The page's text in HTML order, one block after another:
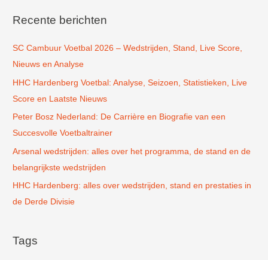
k
a
a
r
:
Recente berichten
SC Cambuur Voetbal 2026 – Wedstrijden, Stand, Live Score,
Nieuws en Analyse
HHC Hardenberg Voetbal: Analyse, Seizoen, Statistieken, Live
Score en Laatste Nieuws
Peter Bosz Nederland: De Carrière en Biografie van een
Succesvolle Voetbaltrainer
Arsenal wedstrijden: alles over het programma, de stand en de
belangrijkste wedstrijden
HHC Hardenberg: alles over wedstrijden, stand en prestaties in
de Derde Divisie
Tags